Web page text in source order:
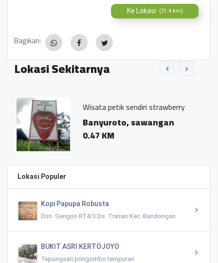
Ke Lokasi (21.4 km)
Bagikan:
Lokasi Sekitarnya
Wisata petik sendiri strawberry
Banyuroto, sawangan
0.47 KM
Lokasi Populer
Kopi Papupa Robusta
Dsn. Sengon RT4/3 Ds. Trasan Kec. Bandongan
BUKIT ASRI KERTOJOYO
Tepungsari pringombo tempuran